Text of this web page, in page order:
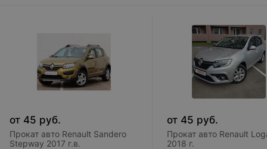
от 45 руб.
Прокат авто Renault Sandero
Stepway 2017 г.в.
от 45 руб.
Прокат авто Renault
2018 г.